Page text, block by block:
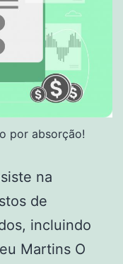
por absorção!
na
de
incluindo
Martins O